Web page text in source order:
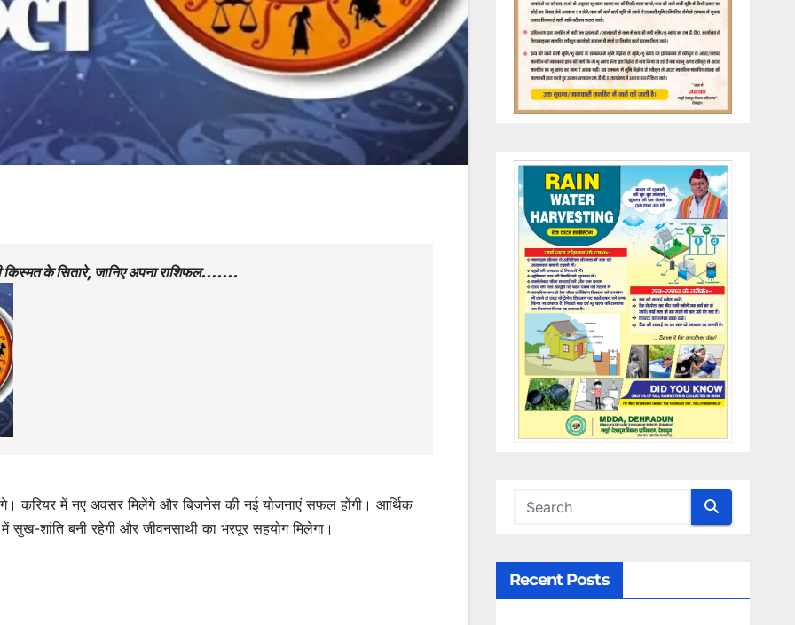
के सितारे, जानिए अपना राशिफल…….
करियर में नए अवसर मिलेंगे और बिजनेस की नई योजनाएं सफल होंगी। आर्थिक
शांति बनी रहेगी और जीवनसाथी का भरपूर सहयोग मिलेगा।
Recent Posts